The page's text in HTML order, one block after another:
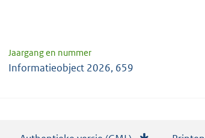
Jaargang en nummer
Informatieobject 2026, 659